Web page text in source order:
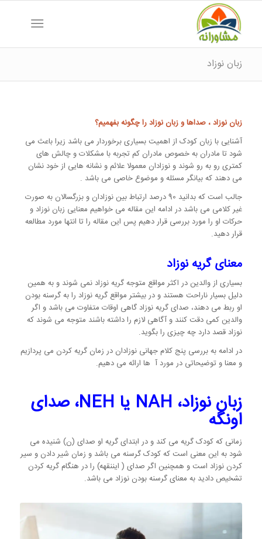
زبان نوزاد
زبان نوزاد ، صداها و زبان نوزاد را چگونه بفهمیم؟
آشنایی با زبان کودک از اهمیت بسیاری برخوردار می باشد زیرا باعث می
شود تا مادران به خصوص مادران کم تجربه با مشکلات و چالش های
کمتری رو به رو شوند و نوزادان معمولا علائم و نشانه هایی از خود نشان
می دهند که بیانگر مسئله و موضوع خاصی می باشد .
جالب است که بدانید 90 درصد ارتباط بین نوزادان و بزرگسالان به صورت
غیر کلامی می باشد در ادامه این مقاله می خواهیم معنایی زبان نوزاد و
حرکات او را مورد بررسی قرار دهیم پس این مقاله را تا انتها مورد مطالعه
قرار دهید.
معنای گریه نوزاد
بسیاری از والدین در اکثر مواقع متوجه گریه نوزاد نمی شوند و به همین
دلیل بسیار ناراحت هستند و در بیشتر مواقع گریه نوزاد را به گرسنه بودن
او ربط می دهند، صدای گریه نوزاد گاهی اوقات متفاوت می باشد و اگر
والدین کمی دقت کنند و آگاهی لازم را داشته باشند متوجه می شوند که
نوزاد قصد دارد چه چیزی را بگوید.
در ادامه به بررسی پنج کلام جهانی نوزادان در زمان گریه کردن می پردازیم
و معنا و توضیحاتی در مورد آ ها ارائه می دهیم.
زبان نوزاد، NAH یا NEH، صدای
اونگه
زمانی که کودک گریه می کند و در ابتدای گریه او صدای (ن) شنیده می
شود به این معنی است که کودک گرسنه می باشد و زمان شیر دادن و سیر
کردن نوزاد است و همچنین اگر صدای ( ایننقهه) را در هنگام گریه کردن
تشخیص دادید به معنای گرسنه بودن نوزاد می باشد.